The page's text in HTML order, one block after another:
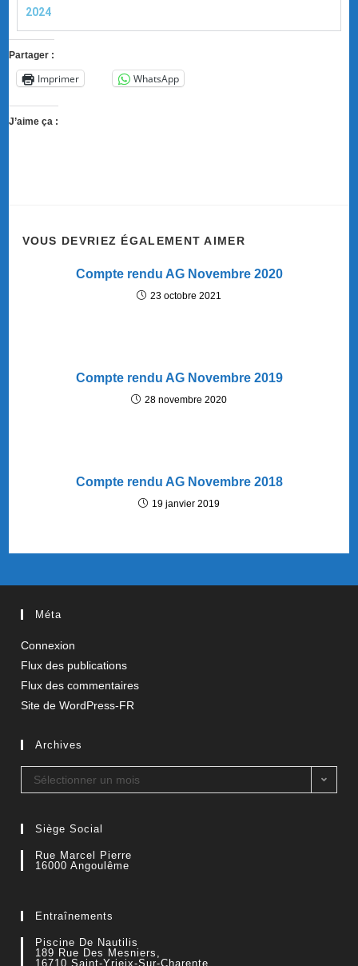
2024
Partager :
Imprimer WhatsApp
J’aime ça :
VOUS DEVRIEZ ÉGALEMENT AIMER
Compte rendu AG Novembre 2020
23 octobre 2021
Compte rendu AG Novembre 2019
28 novembre 2020
Compte rendu AG Novembre 2018
19 janvier 2019
Méta
Connexion
Flux des publications
Flux des commentaires
Site de WordPress-FR
Archives
Sélectionner un mois
Siège Social
Rue Marcel Pierre
16000 Angoulême
Entraînements
Piscine De Nautilis
189 Rue Des Mesniers,
16710 Saint-Yrieix-Sur-Charente